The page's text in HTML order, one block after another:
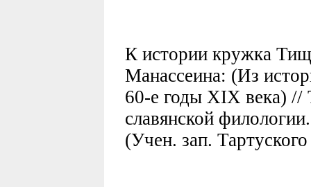
К истории кружка
Манассеина: (Из
60-е годы XIX века) //
славянской
(Учен. зап.